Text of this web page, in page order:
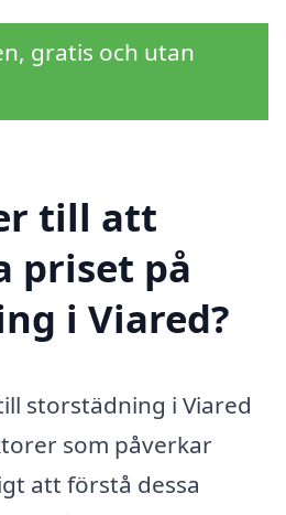
gratis och utan
till att
priset på
i Viared?
storstädning i Viared
som påverkar
att förstå dessa